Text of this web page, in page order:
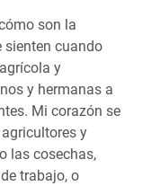
son la
sienten cuando
y
y hermanas a
Mi corazón se
y
las cosechas,
trabajo, o